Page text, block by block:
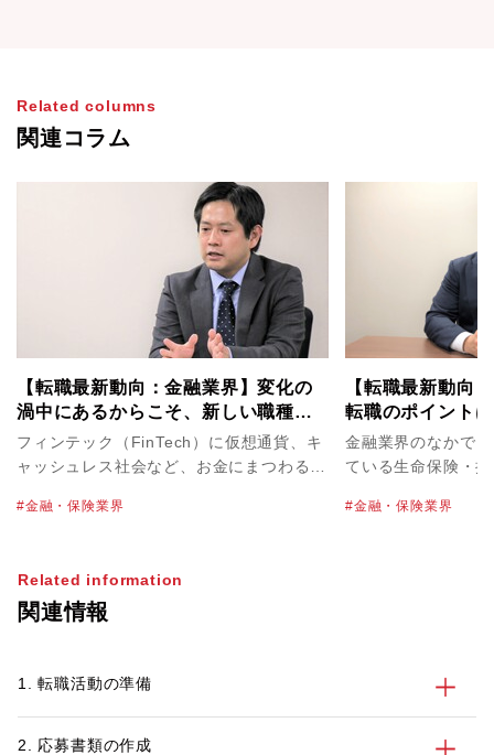
Related columns
関連コラム
【転職最新動向：金融業界】変化の
渦中にあるからこそ、新しい職種・
ポジションを生み出せるチャンス
フィンテック（FinTech）に仮想通貨、キ
ャッシュレス社会など、お金にまつわる新
られています。その一方で、メガバンクの
界。業界全体の動向や、転職市場はどのよ
うな状況なのでしょうか。自身も証券会社
ア キャリアアドバイザーの新垣に話を聞
金融・保険業界
【転職最新動向
転職のポイント
キャリアプラン
が大きなカギに
金融業界のなかで
ている生命保険・
界ですが、これま
金融・保険業界
Related information
関連情報
1. 転職活動の準備
2. 応募書類の作成